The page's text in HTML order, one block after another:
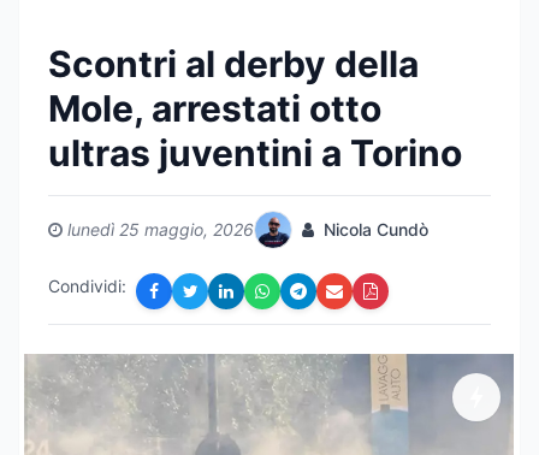
Scontri al derby della
Mole, arrestati otto
ultras juventini a Torino
lunedì 25 maggio, 2026 Nicola Cundò
Condividi: